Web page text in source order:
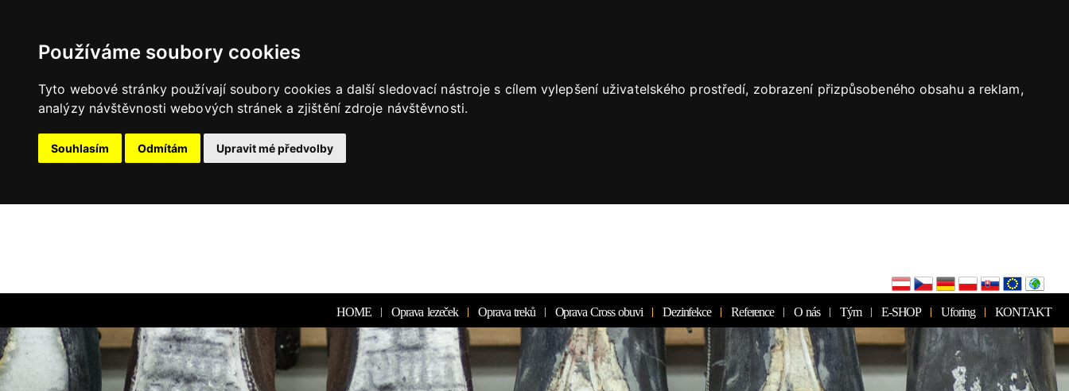
Používáme soubory cookies
Tyto webové stránky používají soubory cookies a další sledovací nástroje s cílem vylepšení uživatelského prostředí, zobrazení přizpůsobeného obsahu a reklam,
analýzy návštěvnosti webových stránek a zjištění zdroje návštěvnosti.
Souhlasím Odmítám Upravit mé předvolby
HOME Oprava lezeček Oprava treků Oprava Cross obuvi Dezinfekce Reference O nás Tým E-SHOP Uforing KONTAKT